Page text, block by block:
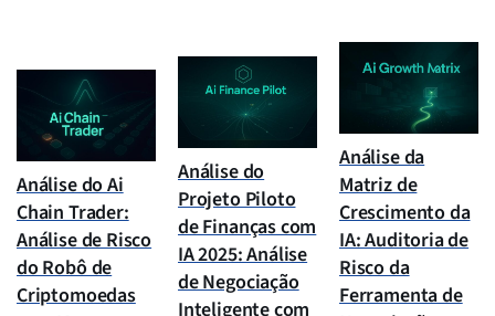
Análise do Ai
Chain Trader:
Análise de Risco
do Robô de
Criptomoedas
Análise do
Projeto Piloto
de Finanças com
IA 2025: Análise
de Negociação
Inteligente com
Análise da
Matriz de
Crescimento da
IA: Auditoria de
Risco da
Ferramenta de